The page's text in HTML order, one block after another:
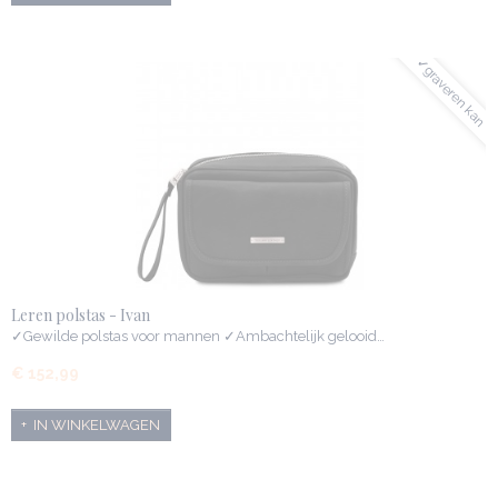
✓graveren kan
Leren polstas - Ivan
✓Gewilde polstas voor mannen ✓Ambachtelijk gelooid…
€ 152,99
IN WINKELWAGEN